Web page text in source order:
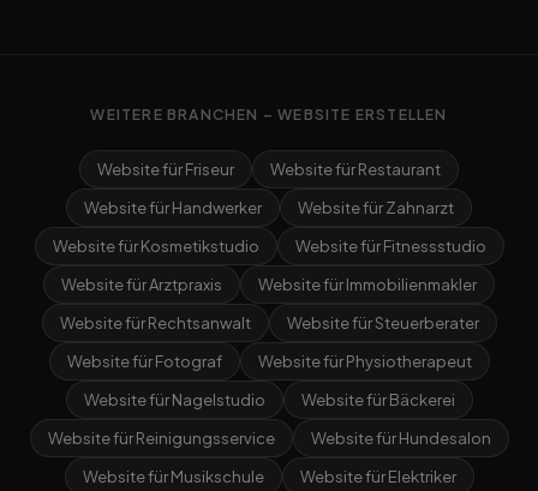
WEITERE BRANCHEN – WEBSITE ERSTELLEN
Website für Friseur
Website für Restaurant
Website für Handwerker
Website für Zahnarzt
Website für Kosmetikstudio
Website für Fitnessstudio
Website für Arztpraxis
Website für Immobilienmakler
Website für Rechtsanwalt
Website für Steuerberater
Website für Fotograf
Website für Physiotherapeut
Website für Nagelstudio
Website für Bäckerei
Website für Reinigungsservice
Website für Hundesalon
Website für Musikschule
Website für Elektriker